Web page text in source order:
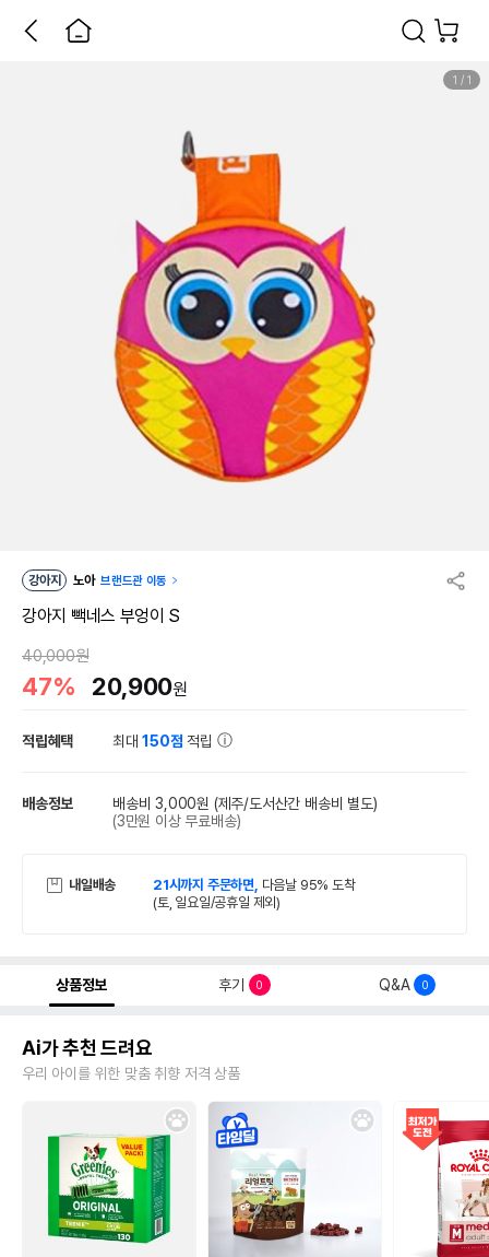
1 / 1
강아지 노아 브랜드관 이동
강아지 빽네스 부엉이 S
40,000원
47% 20,900원
적립혜택 최대150점 적립
배송정보 배송비 3,000원 (제주/도서산간 배송비 별도)
(3만원 이상 무료배송)
내일배송 21시까지 주문하면, 다음날 95% 도착
(토, 일요일/공휴일 제외)
상품정보 후기 0 Q&A 0
Ai가 추천 드려요
우리 아이를 위한 맞춤 취향 저격 상품